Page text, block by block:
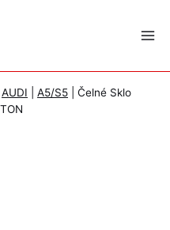
AUDI A5/S5
Čelné Sklo